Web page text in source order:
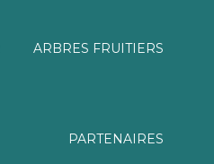
ARBRES FRUITIERS
PARTENAIRES